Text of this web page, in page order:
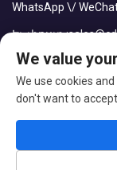
WhatsApp \/
Էլ. փոստ :
We value
We use cookies
don't want to